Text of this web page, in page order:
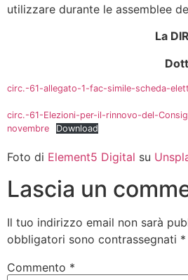
utilizzare durante le assemblee
La
circ.-61-allegato-1-fac-simile-scheda-
circ.-61-Elezioni-per-il-rinnovo-del-
novembre
Download
Foto di Element5 Digital su
Lascia un
Il tuo indirizzo email non sarà
obbligatori sono contrassegnati *
Commento *